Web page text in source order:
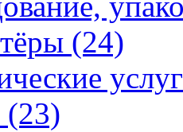
(24)
(23)